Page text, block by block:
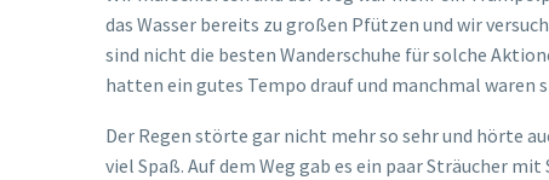
das Wasser bereits zu großen Pfützen und wir
sind nicht die besten Wanderschuhe für solche
hatten ein gutes Tempo drauf und manchmal waren
Der Regen störte gar nicht mehr so sehr und hörte
viel Spaß. Auf dem Weg gab es ein paar Sträucher